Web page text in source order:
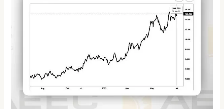
amenazas
posicionamiento